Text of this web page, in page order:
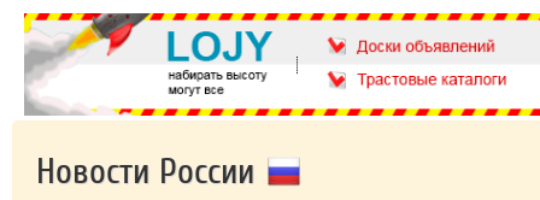
Новости России